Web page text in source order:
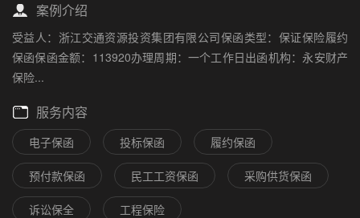
案例介绍
受益人：浙江交通资源投资集团有限公司保函类型：保证保险履约
保函保函金额：113920办理周期：一个工作日出函机构：永安财产
保险...
服务内容
电子保函 投标保函 履约保函
预付款保函 民工工资保函 采购供货保函
诉讼保全 工程保险